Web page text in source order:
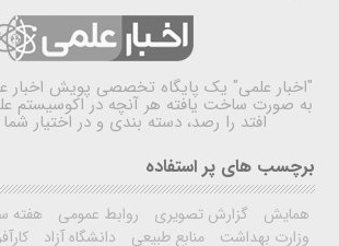
"اخبار علمی" یک پایگاه تخصصی پویش اخبار
به صورت ساخت یافته هر آنچه در اکوسیستم
افتد را رصد، دسته بندی و در اختیار
برچسب های پر استفاده
همایش گزارش تصویری روابط عمومی هفته
وزارت بهداشت
منابع طبیعی دانشگاه آزاد